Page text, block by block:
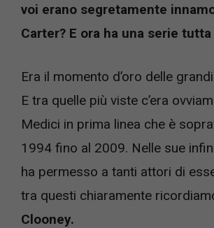
voi erano segretamente
Carter? E ora ha una serie tutta
Era il momento d’oro delle
E tra quelle più viste c’era
Medici in prima linea che è
1994 fino al 2009. Nelle sue
ha permesso a tanti attori di
tra questi chiaramente
Clooney.